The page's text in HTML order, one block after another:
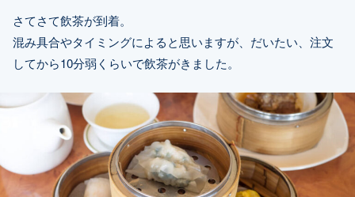
さてさて飲茶が到着。
混み具合やタイミングによると思いますが、だいたい、注文
してから10分弱くらいで飲茶がきました。